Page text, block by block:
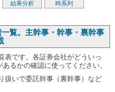
結果分析
時系列
覧。主幹事・幹事・裏幹事
表です。各証券会社がどういっ
るかの確認に使ってください。
扱いで委託幹事（裏幹事）など